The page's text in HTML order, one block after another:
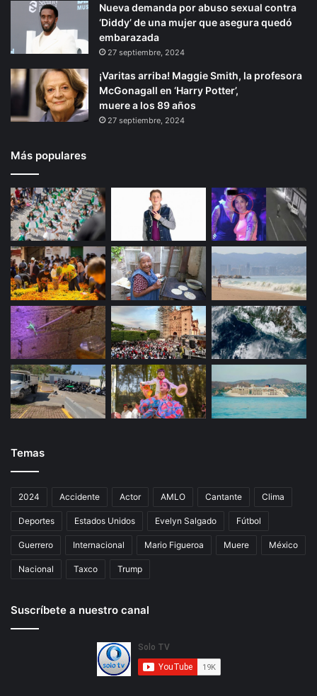
Nueva demanda por abuso sexual contra
‘Diddy’ de una mujer que asegura quedó
embarazada
27 septiembre, 2024
¡Varitas arriba! Maggie Smith, la profesora
McGonagall en ‘Harry Potter’,
muere a los 89 años
27 septiembre, 2024
Más populares
Temas
2024 Accidente Actor AMLO Cantante Clima
Deportes Estados Unidos Evelyn Salgado Fútbol
Guerrero Internacional Mario Figueroa Muere México
Nacional Taxco Trump
Suscríbete a nuestro canal